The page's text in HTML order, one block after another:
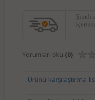
Şimdi
Yorumları oku (0)
Ürünü karşılaştırma